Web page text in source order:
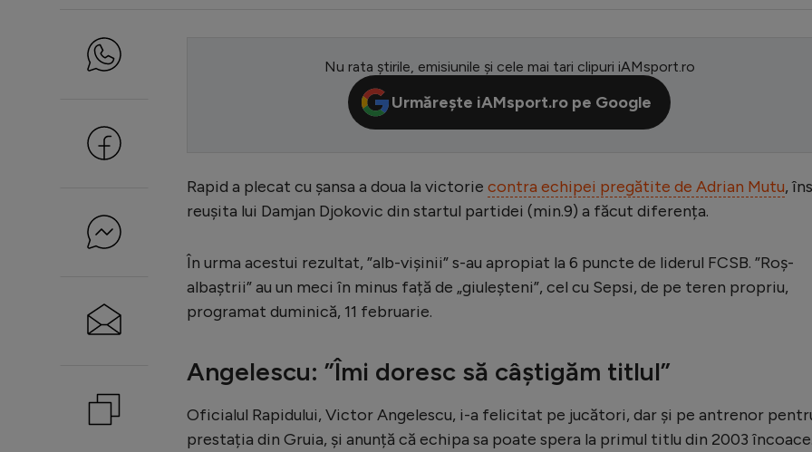
Nu rata știrile, emisiunile și cele mai tari clipuri iAMsport.ro
Urmărește iAMsport.ro pe Google
Rapid a plecat cu șansa a doua la victorie contra echipei pregătite de Adrian Mutu,
reușita lui Damjan Djokovic din startul partidei (min.9) a făcut diferența.
În urma acestui rezultat, ”alb-vișinii” s-au apropiat la 6 puncte de liderul FCSB. ”Roș-
albaștrii” au un meci în minus față de „giuleșteni”, cel cu Sepsi, de pe teren propriu,
programat duminică, 11 februarie.
Angelescu: ”Îmi doresc să câștigăm titlul”
Oficialul Rapidului, Victor Angelescu, i-a felicitat pe jucători, dar și pe antrenor
prestația din Gruia, și anunță că echipa sa poate spera la primul titlu din 2003